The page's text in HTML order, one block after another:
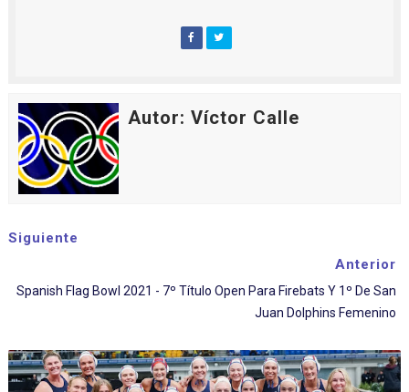
Autor: Víctor Calle
Siguiente
Anterior
Spanish Flag Bowl 2021 - 7º Título Open Para Firebats Y 1º De San
Juan Dolphins Femenino